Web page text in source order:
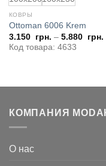
КОВРЫ
Ottoman 6006 Krem
3.150 грн. – 5.880 грн.
Код товара: 4633
КОМПАНИЯ
О нас